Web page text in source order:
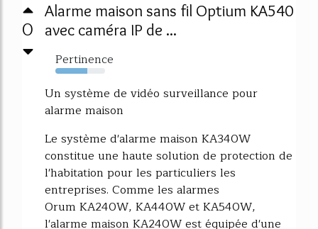
0
Alarme maison sans fil Optium KA540
avec caméra IP de ...
Pertinence
64%
Un système de vidéo surveillance pour
alarme maison
Le système d'alarme maison KA340W
constitue une haute solution de protection de
l'habitation pour les particuliers les
entreprises. Comme les alarmes
Orum KA240W, KA440W et KA540W,
l'alarme maison KA240W est équipée d'une